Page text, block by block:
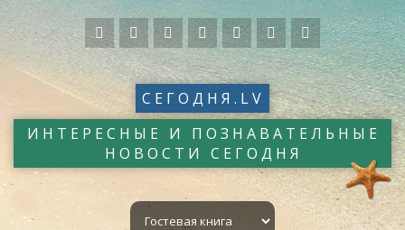
СЕГОДНЯ.LV
ИНТЕРЕСНЫЕ И ПОЗНАВАТЕЛЬНЫЕ
НОВОСТИ СЕГОДНЯ